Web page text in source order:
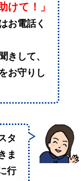
けて！」
お電話く
きして、
お守りし
タ
ま
行